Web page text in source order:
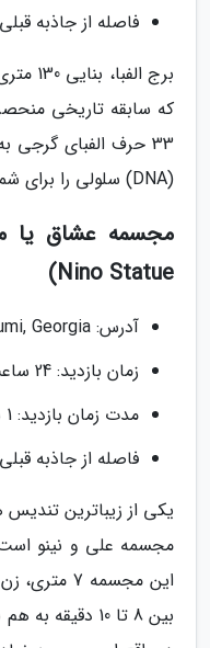
فاصله از جاذبه قبلی: 3 دقیقه پیاده
برج
که سابقه تاریخی
33 حرف الفبای
(DNA) سلولی را برای شما تداعی می نمایند.
Nino Statue)
آدرس: Batumi, Georgia
زمان بازدید: 24 ساعت شبانه روز
مدت زمان بازدید: 1 ساعت
فاصله از جاذبه قبلی: 6 دقیقه پیاده
یکی از زیباترین
مجسمه علی و نینو
این مجسمه
بین 8 تا 10